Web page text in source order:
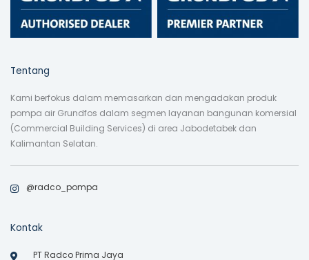
Tentang
Kami berfokus dalam memasarkan dan mengadakan produk
pompa air Grundfos dalam segmen layanan bangunan komersial
(Commercial Building Services) di area Jabodetabek dan
Kalimantan Selatan.
@radco_pompa
Kontak
PT Radco Prima Jaya